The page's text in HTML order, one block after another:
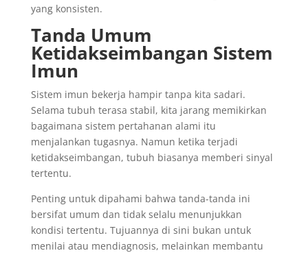
yang konsisten.
Tanda Umum
Ketidakseimbangan Sistem
Imun
Sistem imun bekerja hampir tanpa kita sadari.
Selama tubuh terasa stabil, kita jarang memikirkan
bagaimana sistem pertahanan alami itu
menjalankan tugasnya. Namun ketika terjadi
ketidakseimbangan, tubuh biasanya memberi sinyal
tertentu.
Penting untuk dipahami bahwa tanda-tanda ini
bersifat umum dan tidak selalu menunjukkan
kondisi tertentu. Tujuannya di sini bukan untuk
menilai atau mendiagnosis, melainkan membantu